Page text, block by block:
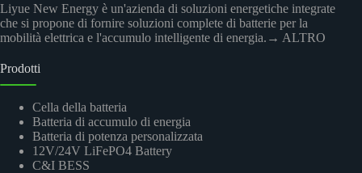
Liyue New Energy è un'azienda di soluzioni energetiche integrate
che si propone di fornire soluzioni complete di batterie per la
mobilità elettrica e l'accumulo intelligente di energia. → ALTRO
Prodotti
Cella della batteria
Batteria di accumulo di energia
Batteria di potenza personalizzata
12V/24V LiFePO4 Battery
C&I BESS